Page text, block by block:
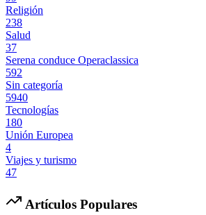
Religión
238
Salud
37
Serena conduce Operaclassica
592
Sin categoría
5940
Tecnologías
180
Unión Europea
4
Viajes y turismo
47
Artículos Populares